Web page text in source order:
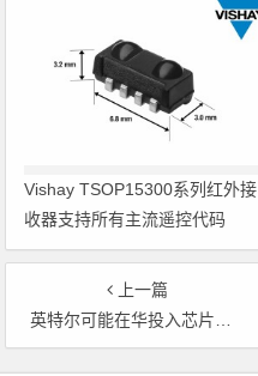
Vishay TSOP15300系列红外接
收器支持所有主流遥控代码
上一篇
英特尔可能在华投入芯片关键技术